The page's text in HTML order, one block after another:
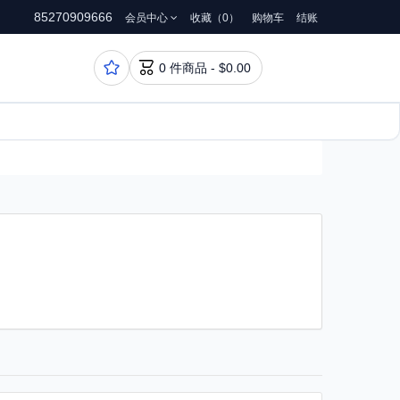
85270909666 会员中心 收藏（0） 购物车 结账
  0 件商品 - $0.00